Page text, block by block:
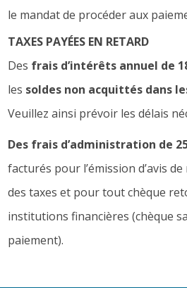
le mandat de procéder aux
TAXES PAYÉES EN RETARD
Des frais d’intérêts annuel de
les soldes non acquittés dans
Veuillez ainsi prévoir les délais
Des frais d’administration de
facturés pour l’émission d’avis
des taxes et pour tout chèque
institutions financières (chèque
paiement).